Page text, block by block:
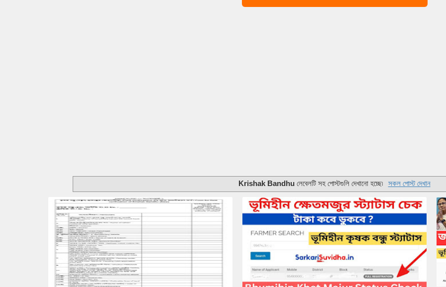
Krishak Bandhu লেবেলটি সহ পোস্টগুলি দেখানো হচ্ছে৷ সকল পোস্ট দেখান